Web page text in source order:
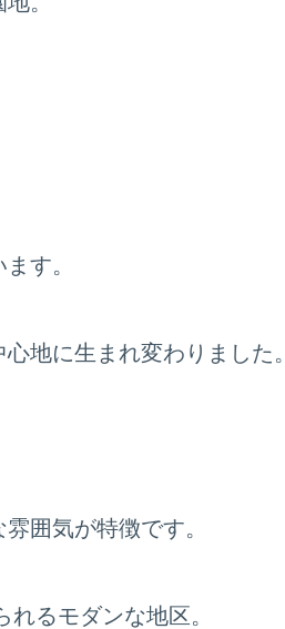
す。
地に生まれ変わりました。
囲気が特徴です。
るモダンな地区。